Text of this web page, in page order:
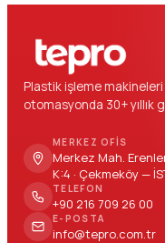
Plastik işleme
otomasyonda 30+ yıllık
MERKEZ OFIS
Merkez Mah.
K:4 · Çekmeköy —
TELEFON
+90 216 709 26 00
E-POSTA
info@tepro.com.tr